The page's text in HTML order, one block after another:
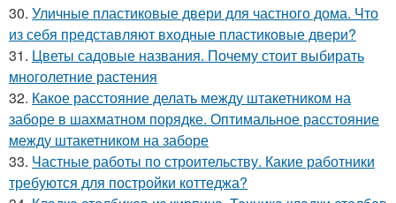
30. Уличные пластиковые двери для частного дома. Что
из себя представляют входные пластиковые двери?
31. Цветы садовые названия. Почему стоит выбирать
многолетние растения
32. Какое расстояние делать между штакетником на
заборе в шахматном порядке. Оптимальное расстояние
между штакетником на заборе
33. Частные работы по строительству. Какие работники
требуются для постройки коттеджа?